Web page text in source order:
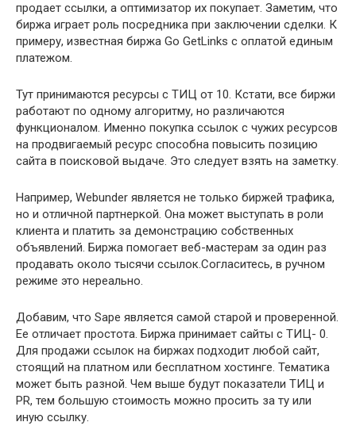
продает ссылки, а оптимизатор их покупает. Заметим, что
биржа играет роль посредника при заключении сделки. К
примеру, известная биржа Go GetLinks с оплатой единым
платежом.
Тут принимаются ресурсы с ТИЦ от 10. Кстати, все биржи
работают по одному алгоритму, но различаются
функционалом. Именно покупка ссылок с чужих ресурсов
на продвигаемый ресурс способна повысить позицию
сайта в поисковой выдаче. Это следует взять на заметку.
Например, Webunder является не только биржей трафика,
но и отличной партнеркой. Она может выступать в роли
клиента и платить за демонстрацию собственных
объявлений. Биржа помогает веб-мастерам за один раз
продавать около тысячи ссылок.Согласитесь, в ручном
режиме это нереально.
Добавим, что Sape является самой старой и проверенной.
Ее отличает простота. Биржа принимает сайты с ТИЦ- 0.
Для продажи ссылок на биржах подходит любой сайт,
стоящий на платном или бесплатном хостинге. Тематика
может быть разной. Чем выше будут показатели ТИЦ и
PR, тем большую стоимость можно просить за ту или
иную ссылку.